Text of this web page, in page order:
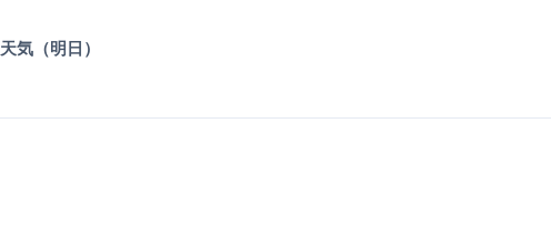
天気（明日）